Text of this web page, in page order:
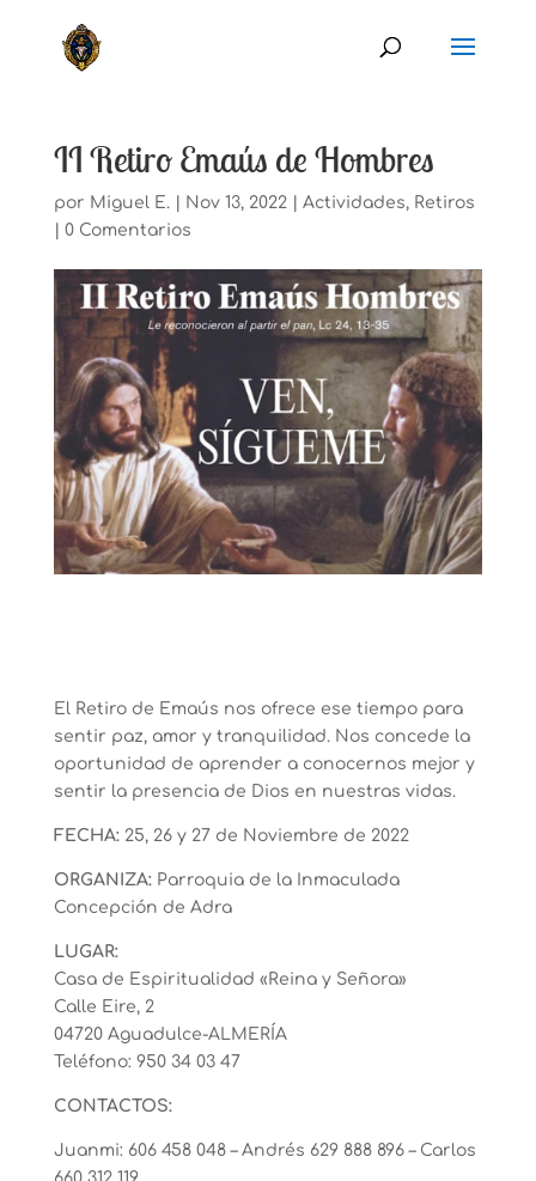
II Retiro Emaús de Hombres
por Miguel E.| Nov 13, 2022| Actividades, Retiros
0 Comentarios
El Retiro de Emaús nos ofrece ese tiempo para
sentir paz, amor y tranquilidad. Nos concede la
oportunidad de aprender a conocernos mejor y
sentir la presencia de Dios en nuestras vidas.
FECHA: 25, 26 y 27 de Noviembre de 2022
ORGANIZA: Parroquia de la Inmaculada
Concepción de Adra
LUGAR:
Casa de Espiritualidad «Reina y Señora»
Calle Eire, 2
04720 Aguadulce-ALMERÍA
Teléfono: 950 34 03 47
CONTACTOS:
Juanmi: 606 458 048 – Andrés 629 888 896 – Carlos